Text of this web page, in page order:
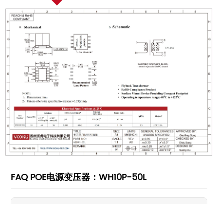
FAQ POE电源变压器：WH10P-50L